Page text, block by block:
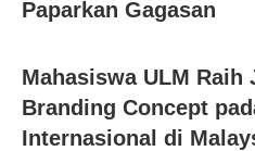
Paparkan Gagasan
Mahasiswa ULM Raih
Branding Concept
Internasional di